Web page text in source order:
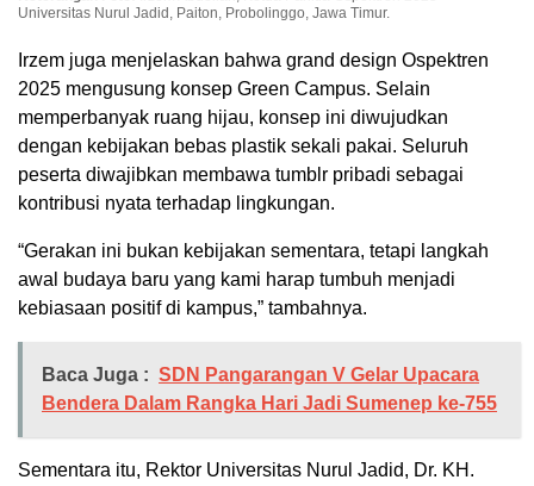
Universitas Nurul Jadid, Paiton, Probolinggo, Jawa Timur.
Irzem juga menjelaskan bahwa grand design Ospektren
2025 mengusung konsep Green Campus. Selain
memperbanyak ruang hijau, konsep ini diwujudkan
dengan kebijakan bebas plastik sekali pakai. Seluruh
peserta diwajibkan membawa tumblr pribadi sebagai
kontribusi nyata terhadap lingkungan.
“Gerakan ini bukan kebijakan sementara, tetapi langkah
awal budaya baru yang kami harap tumbuh menjadi
kebiasaan positif di kampus,” tambahnya.
Baca Juga : SDN Pangarangan V Gelar Upacara
Bendera Dalam Rangka Hari Jadi Sumenep ke-755
Sementara itu, Rektor Universitas Nurul Jadid, Dr. KH.